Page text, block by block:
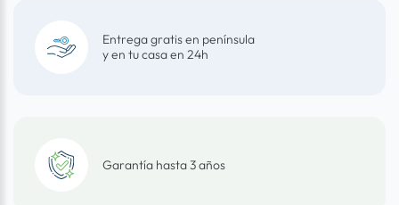
Entrega gratis en península
y en tu casa en 24h
Garantía hasta 3 años